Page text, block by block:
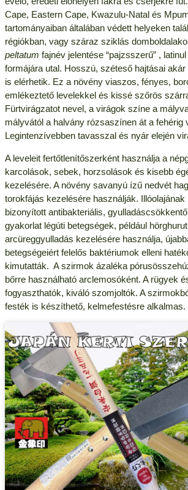
Cape, Eastern Cape, Kwazulu-Natal és
tartományaiban általában védett helyeken
régiókban, vagy száraz sziklás
peltatum fajnév jelentése “pajzsszerű” ,
formájára utal. Hosszú, széteső hajtásai
is elérhetik. Ez a növény viaszos, fényes,
emlékeztető levelekkel és kissé szőrös
Fürtvirágzatot nevel, a virágok színe a
mályvától a halvány rózsaszínen át a fehérig
Legintenzívebben tavasszal és nyár elején
A leveleit fertőtlenítőszerként használja a
karcolások, sebek, horzsolások és kisebb
kezelésére. A növény savanyú ízű nedvét
torokfájás kezelésére használják. Illóolajának
bizonyított antibakteriális,
gyakorlat légúti betegségek, például
arcüreggyulladás kezelésére használja,
betegségeiért felelős baktériumok elleni
kimutatták. A szirmok ázaléka
bőrre használható arclemosóként. A rügyek
fogyaszthatók, kiváló szomjoltók. A
festék is készíthető, kelmefestésre alkalmas.